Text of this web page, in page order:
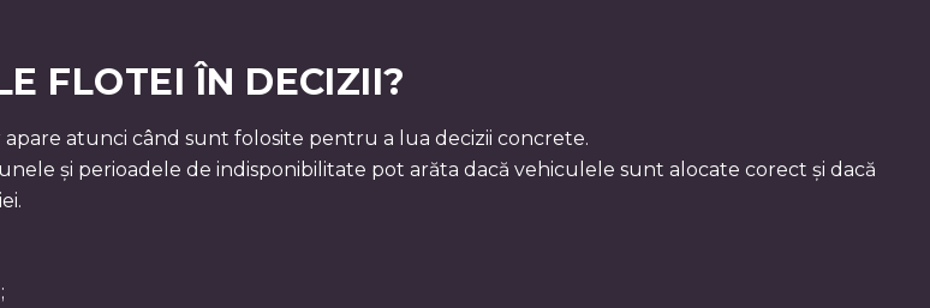
FLOTEI ÎN DECIZII?
atunci când sunt folosite pentru a lua decizii concrete.
și perioadele de indisponibilitate pot arăta dacă vehiculele sunt alocate corect și dacă